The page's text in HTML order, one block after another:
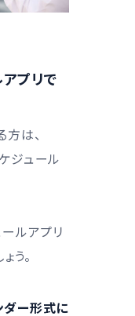
プリで
は、
ジュール
ルアプリ
う。
ー形式に